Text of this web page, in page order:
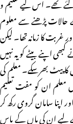
پڑھنے سے معلوم
غربت کا زمانہ تھا۔ لیکن
اپنے بیٹے کو یہ نہیں
کا پیٹ بھرسکے۔ معلم کی
معلم ان کو مفت تعلیم
سامان گروی رکھ کر
کے لیے ان کی ماں کے پاس